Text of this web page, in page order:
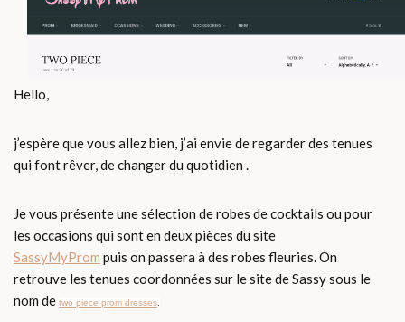
Hello,
j’espère que vous allez bien, j’ai envie de regarder des tenues
qui font rêver, de changer du quotidien .
Je vous présente une sélection de robes de cocktails ou pour
les occasions qui sont en deux pièces du site
SassyMyProm puis on passera à des robes fleuries. On
retrouve les tenues coordonnées sur le site de Sassy sous le
nom de two piece prom dresses